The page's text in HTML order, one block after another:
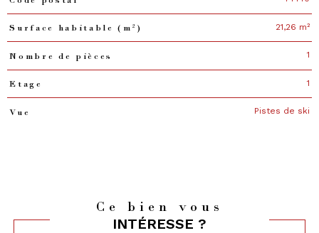
Surface habitable (m²) 21,26 m²
Nombre de pièces 1
Etage 1
Vue Pistes de ski
Ce bien vous
INTÉRESSE ?